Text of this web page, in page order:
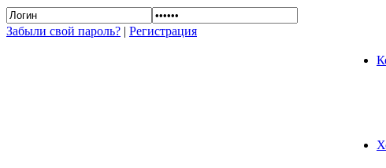
Забыли свой пароль? | Регистрация